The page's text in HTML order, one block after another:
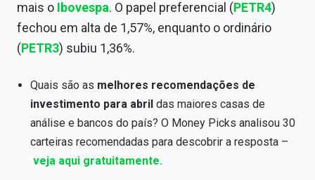
Economia
Empresas
Política
Colunas
Especiais
mais o Ibovespa. O papel preferencial (PETR4)
fechou em alta de 1,57%, enquanto o ordinário
(PETR3) subiu 1,36%.
Quais são as melhores recomendações de
investimento para abrildas maiores casas de
análise e bancos do país? O Money Picks analisou 30
carteiras recomendadas para descobrir a resposta –
veja aqui gratuitamente.